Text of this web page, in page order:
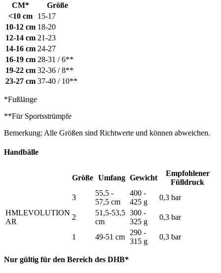
CM*
Größe
<10 cm
15-17
10-12 cm 18-20
12-14 cm 21-23
14-16 cm 24-27
16-19 cm 28-31 / 6**
19-22 cm 32-36 / 8**
23-27 cm 37-40 / 10**
*Fußlänge
**Für Sportsstrümpfe
Bemerkung: Alle Größen sind Richtwerte und können abweichen.
Handbälle
Größe Umfang Gewicht
Empfohlener
Fülldruck
HMLEVOLUTION
AR
3
55,5 -
57,5 cm
400 -
425 g
0,3 bar
2
51,5-53,5
cm
300 -
325 g
0,3 bar
1 49-51 cm
290 -
315 g
0,3 bar
Nur gültig für den Bereich des DHB*